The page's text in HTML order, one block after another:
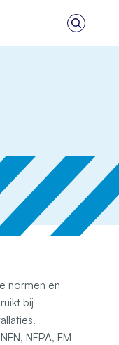
Zoeken
normen en
bij
NFPA, FM